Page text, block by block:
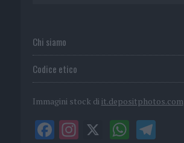
Chi siamo
Codice etico
Immagini stock di it.depositphotos.com